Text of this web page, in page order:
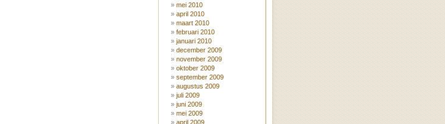
mei 2010
april 2010
maart 2010
februari 2010
januari 2010
december 2009
november 2009
oktober 2009
september 2009
augustus 2009
juli 2009
juni 2009
mei 2009
april 2009